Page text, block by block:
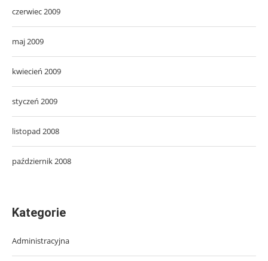
czerwiec 2009
maj 2009
kwiecień 2009
styczeń 2009
listopad 2008
październik 2008
Kategorie
Administracyjna